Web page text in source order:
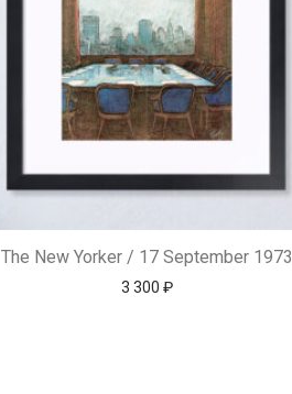
The New Yorker / 17 September 1973
3 300 ₽